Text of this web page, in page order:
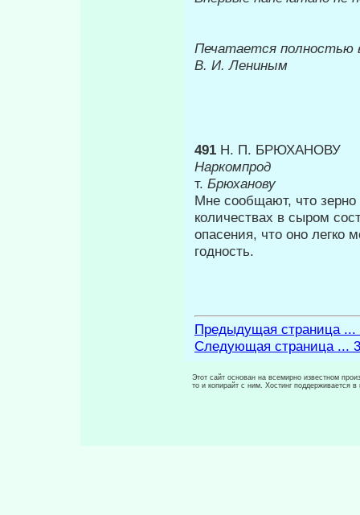
Печатается полностью
В. И. Лениным
491 Н. П. БРЮХАНОВУ
Наркомпрод
т. Брюханову
Мне сообщают, что
количествах в сыром
опасения, что оно легко
годность.
Предыдущая страница ...
Следующая страница ...
Этот сайт основан на всемирно известном
то и копирайт с ним. Хостинг поддерживается